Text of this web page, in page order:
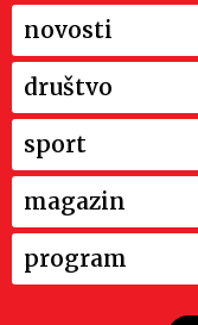
novosti
društvo
sport
magazin
program